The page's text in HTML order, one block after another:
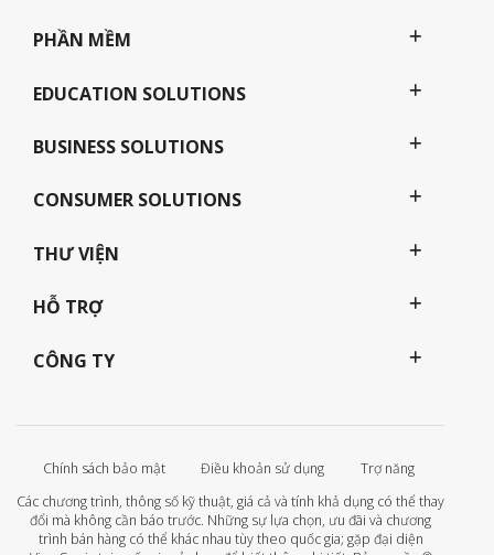
PHẦN MỀM
EDUCATION SOLUTIONS
BUSINESS SOLUTIONS
CONSUMER SOLUTIONS
THƯ VIỆN
HỖ TRỢ
CÔNG TY
Chính sách bảo mật Điều khoản sử dụng
Trợ năng
Các chương trình, thông số kỹ thuật, giá cả và tính khả dụng có thể thay
đổi mà không cần báo trước. Những sự lựa chọn, ưu đãi và chương
trình bán hàng có thể khác nhau tùy theo quốc gia; gặp đại diện